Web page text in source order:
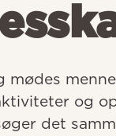
mødes
og
det